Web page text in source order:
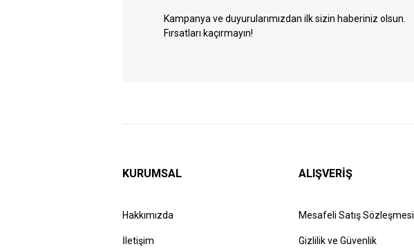
Kampanya ve duyurularımızdan ilk sizin haberiniz olsun.
Fırsatları kaçırmayın!
KURUMSAL
Hakkımızda
İletişim
ALIŞVERİŞ
Mesafeli Satış Sözleşmesi
Gizlilik ve Güvenlik